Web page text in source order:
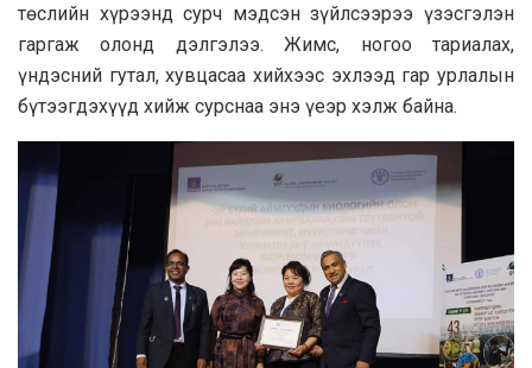
төслийн хүрээнд сурч мэдсэн зүйлсээрээ үзэсгэлэн
гаргаж олонд дэлгэлээ. Жимс, ногоо тариалах,
үндэсний гутал, хувцасаа хийхээс эхлээд гар урлалын
бүтээгдэхүүд хийж сурснаа энэ үеэр хэлж байна.